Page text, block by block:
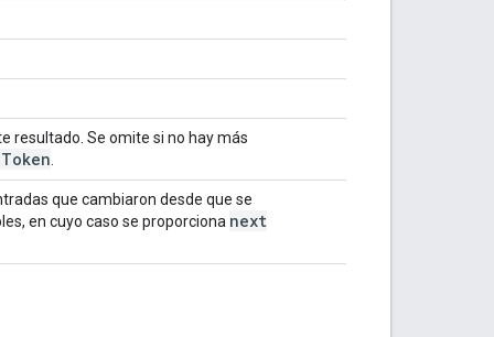
resultado. Se omite si no hay más
Token
que cambiaron desde que se
en cuyo caso se proporciona next